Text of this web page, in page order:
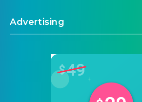
Advertising